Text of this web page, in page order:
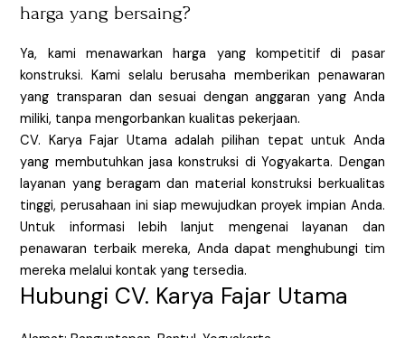
harga yang bersaing?
Ya, kami menawarkan harga yang kompetitif di pasar
konstruksi. Kami selalu berusaha memberikan penawaran
yang transparan dan sesuai dengan anggaran yang Anda
miliki, tanpa mengorbankan kualitas pekerjaan.
CV. Karya Fajar Utama adalah pilihan tepat untuk Anda
yang membutuhkan jasa konstruksi di Yogyakarta. Dengan
layanan yang beragam dan material konstruksi berkualitas
tinggi, perusahaan ini siap mewujudkan proyek impian Anda.
Untuk informasi lebih lanjut mengenai layanan dan
penawaran terbaik mereka, Anda dapat menghubungi tim
mereka melalui kontak yang tersedia.
Hubungi CV. Karya Fajar Utama